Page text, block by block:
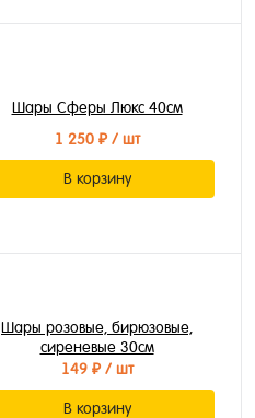
Шары Сферы Люкс 40см
1 250 ₽/ шт
В корзину
Шары розовые, бирюзовые,
сиреневые 30см
149 ₽/ шт
В корзину